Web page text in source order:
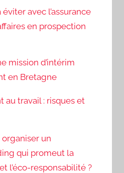
éviter avec l’assurance
en prospection
mission d’intérim
en Bretagne
au travail : risques et
un
qui promeut la
l’éco-responsabilité ?